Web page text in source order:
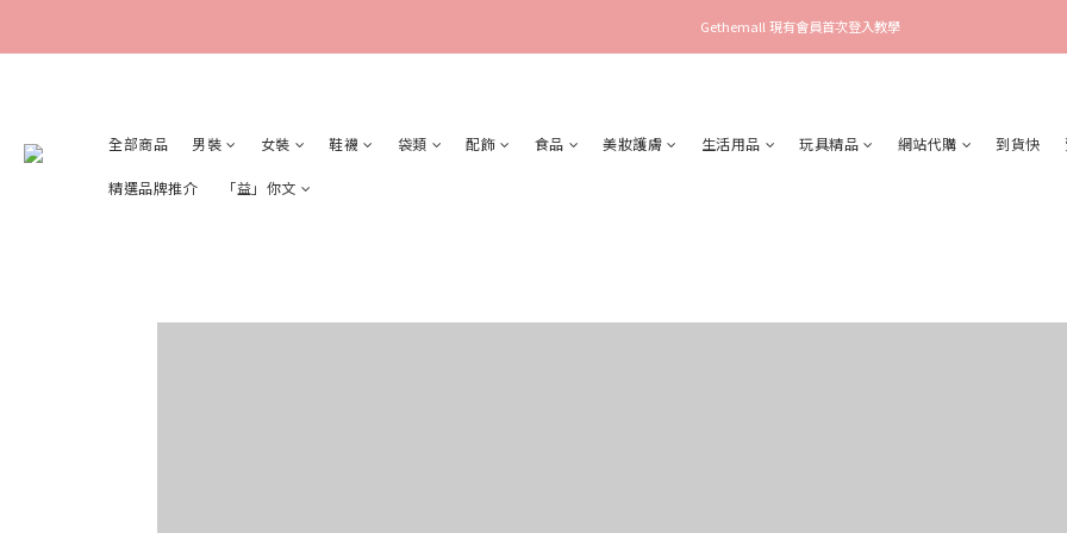
Gethemall 現有會員首次登入教學
全部商品 男裝 女裝 鞋襪 袋類 配飾 食品 美妝護膚 生活用品 玩具精品 網站代購 到貨快
精選品牌推介 「益」你文